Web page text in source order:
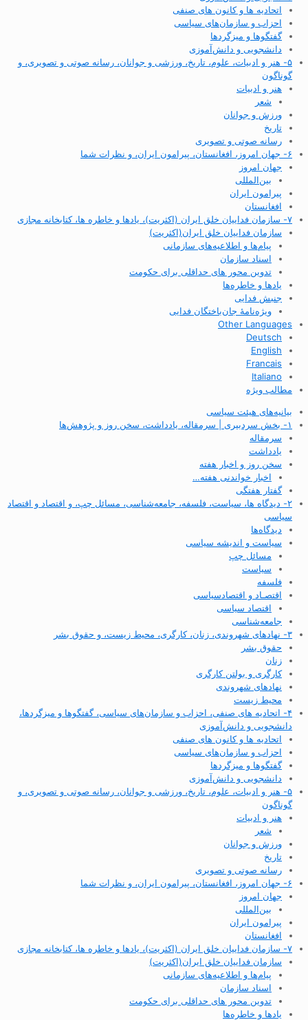
اتحادیه ها و کانون های صنفی
احزاب و سازمان‌های سیاسی
گفتگوها و میزگردها
دانشجویی و دانش‌آموزی
۵- هنر و ادبیات، علوم، تاریخ، ورزشی و جوانان، رسانه صوتی و تصویری، و
گوناگون
هنر و ادبیات
شعر
ورزش و جوانان
تاریخ
رسانه صوتی و تصویری
۶- جهان امروز، افغانستان، پیرامون ایران، و نظرات شما
جهان امروز
بین‌المللی
پیرامون ایران
افغانستان
۷- سازمان فداییان خلق ایران (اکثریت)، یادها و خاطره ها، کتابخانه مجازی
سازمان فداییان خلق ایران(اکثریت)
پیام‌ها و اطلاعیه‌های سازمانی
اسناد سازمان
تدوین محور های حداقلی برای حکومت
یادها و خاطره‌ها
جنبش فدایی
ویژه‌نامهٔ جان‌باختگان فدایی
Other Languages
Deutsch
English
Francais
Italiano
مطالب ویژه
بیانیه‌های هیئت سیاسی
۱- بخش سردبیری | سرمقاله، یادداشت، سخن روز و پژوهش‌ها
سرمقاله
یادداشت
سخن روز و اخبار هفته
اخبار خواندنی هفته…
گفتار هفتگی
۲- دیدگاه ها، سیاست، فلسفه، جامعه‌شناسی، مسائل چپ، و اقتصاد و اقتصاد
سیاسی
دیدگاه‌ها
سیاست و اندیشه سیاسی
مسائل چپ
سیاست
فلسفه
اقتصـاد و اقتصاد‌سیاسی
اقتصاد سیاسی
جامعه‌شناسی
۳- نهادهای شهروندی، زنان، کارگری، محیط زیست، و حقوق بشر
حقوق بشر
زنان
کارگری و بولتن کارگری
نهادهای شهروندی
محیط زیست
۴- اتحادیه های صنفی، احزاب و سازمان‌های سیاسی، گفتگوها و میزگردها،
دانشجویی و دانش‌آموزی
اتحادیه ها و کانون های صنفی
احزاب و سازمان‌های سیاسی
گفتگوها و میزگردها
دانشجویی و دانش‌آموزی
۵- هنر و ادبیات، علوم، تاریخ، ورزشی و جوانان، رسانه صوتی و تصویری، و
گوناگون
هنر و ادبیات
شعر
ورزش و جوانان
تاریخ
رسانه صوتی و تصویری
۶- جهان امروز، افغانستان، پیرامون ایران، و نظرات شما
جهان امروز
بین‌المللی
پیرامون ایران
افغانستان
۷- سازمان فداییان خلق ایران (اکثریت)، یادها و خاطره ها، کتابخانه مجازی
سازمان فداییان خلق ایران(اکثریت)
پیام‌ها و اطلاعیه‌های سازمانی
اسناد سازمان
تدوین محور های حداقلی برای حکومت
یادها و خاطره‌ها